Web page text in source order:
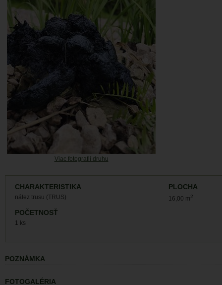
Viac fotografií druhu
CHARAKTERISTIKA
nález trusu (TRUS)
PLOCHA
16,00 m2
POČETNOSŤ
1 ks
POZNÁMKA
FOTOGALÉRIA